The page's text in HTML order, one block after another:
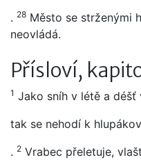
. 28 Město se strženými
neovládá.
Přísloví,
1 Jako sníh v létě a déšť
tak se nehodí k
. 2 Vrabec přeletuje,